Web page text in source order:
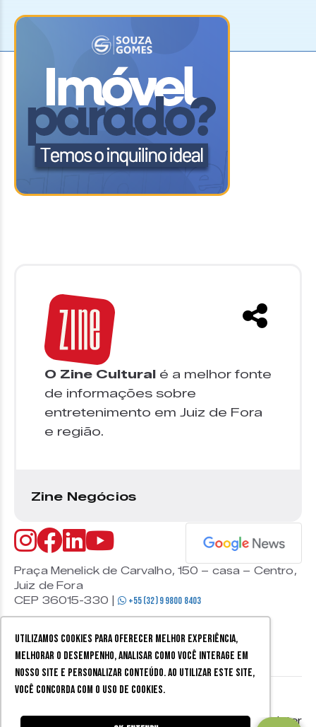
Utilizamos cookies para oferecer melhor experiência,
melhorar o desempenho, analisar como você interage em
nosso site e personalizar conteúdo. Ao utilizar este site,
você concorda com o uso de cookies.
O Zine Cultural é a melhor fonte
de informações sobre
entretenimento em Juiz de Fora
e região.
Zine Negócios
Praça Menelick de Carvalho, 150 – casa – Centro,
Juiz de Fora
CEP 36015-330 |
+55 (32) 9 9800 8403
Mobister